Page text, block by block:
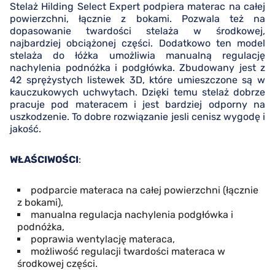
Stelaż Hilding Select Expert podpiera materac na całej
powierzchni, łącznie z bokami. Pozwala też na
dopasowanie twardości stelaża w środkowej,
najbardziej obciążonej części. Dodatkowo ten model
stelaża do łóżka umożliwia manualną regulację
nachylenia podnóżka i podgłówka. Zbudowany jest z
42 sprężystych listewek 3D, które umieszczone są w
kauczukowych uchwytach. Dzięki temu stelaż dobrze
pracuje pod materacem i jest bardziej odporny na
uszkodzenie. To dobre rozwiązanie jesli cenisz wygodę i
jakość.
WŁAŚCIWOŚCI:
podparcie materaca na całej powierzchni (łącznie
z bokami),
manualna regulacja nachylenia podgłówka i
podnóżka,
poprawia wentylację materaca,
możliwość regulacji twardości materaca w
środkowej części.